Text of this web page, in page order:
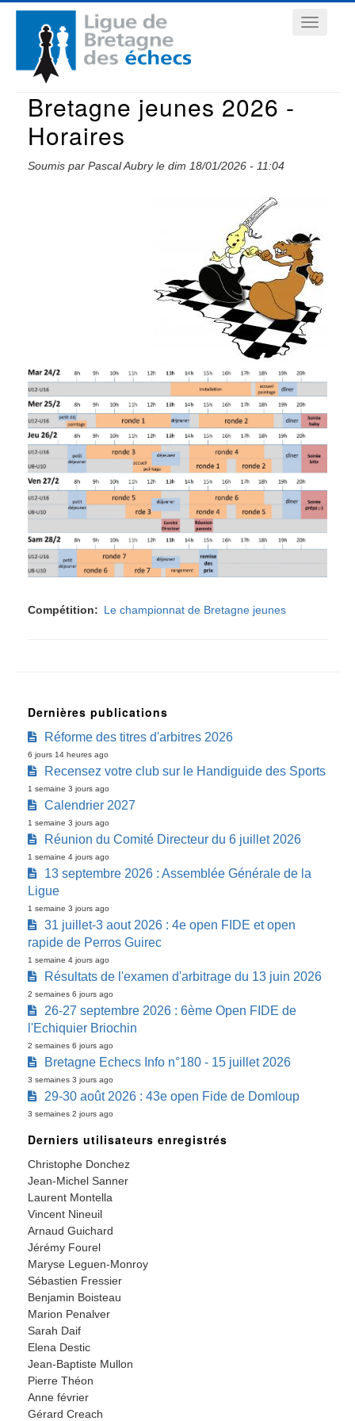
Aller
contenu
principal
Navigation
principale
Bretagne jeunes 2026 -
Horaires
Soumis par Pascal Aubryle dim 18/01/2026 - 11:04
Compétition Le championnat de Bretagne jeunes
Dernières publications
Réforme des titres d'arbitres 2026
6 jours 14 heures ago
Recensez votre club sur le Handiguide des Sports
1 semaine 3 jours ago
Calendrier 2027
1 semaine 3 jours ago
Réunion du Comité Directeur du 6 juillet 2026
1 semaine 4 jours ago
13 septembre 2026 : Assemblée Générale de la
Ligue
1 semaine 3 jours ago
31 juillet-3 aout 2026 : 4e open FIDE et open
rapide de Perros Guirec
1 semaine 4 jours ago
Résultats de l'examen d'arbitrage du 13 juin 2026
2 semaines 6 jours ago
26-27 septembre 2026 : 6ème Open FIDE de
l'Echiquier Briochin
2 semaines 6 jours ago
Bretagne Echecs Info n°180 - 15 juillet 2026
3 semaines 3 jours ago
29-30 août 2026 : 43e open Fide de Domloup
3 semaines 2 jours ago
Derniers utilisateurs enregistrés
Christophe Donchez
Jean-Michel Sanner
Laurent Montella
Vincent Nineuil
Arnaud Guichard
Jérémy Fourel
Maryse Leguen-Monroy
Sébastien Fressier
Benjamin Boisteau
Marion Penalver
Sarah Daif
Elena Destic
Jean-Baptiste Mullon
Pierre Théon
Anne février
Gérard Creach